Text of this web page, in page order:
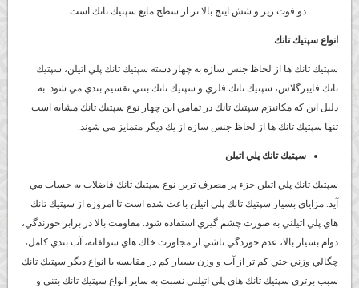
دو فوت زير و شش اينچ بالا تر از سطح مايع سپتيك تانك است.
انواع سپتيك تانك
سپتيك تانك ها از لحاظ جنس سازه به چهار دسته سپتيك تانك پلي اتيلن، سپتيك
تانك فايبرگلاس، سپتيك تانك فلزي و سپتيك تانك بتني تقسيم بندي مي شود. به
دليل اين كه مكانيزم سپتيك تانك در تمامي اين چهار نوع سپتيك تانك مشابه است
تنها سپتيك تانك ها از لحاظ جنس سازه از يك ديگر متمايز مي شوند.
سپتيك تانك پلي اتيلن
سپتيك تانك پلي اتيلن جزء پر مصرف ترين نوع سپتيك تانك فاضلاب به حساب مي
آيد. مزاياي بسيار سپتيك تانك پلي اتيلن باعث شده است تا امروزه از سپتيك تانك
هاي پلي اتيلني به صورت چشم گيري استفاده شود. مقاومت بالا در برابر خورندگي،
دوام بسيار بالا، عدم خوردگي ناشي از مجاورت خاك هاي سولفاته، آب بندي كامل،
چگالي وزني حتي كم تر از آب و وزن بسيار كم در مقايسه با انواع ديگر سپتيك تانك
سبب برتري سپتيك تانك هاي پلي اتيلني نسبت به ساير انواع سپتيك تانك بتني و